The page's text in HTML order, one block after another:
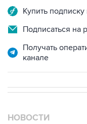
Купить
Подписаться на
Получать
канале
НОВОСТИ